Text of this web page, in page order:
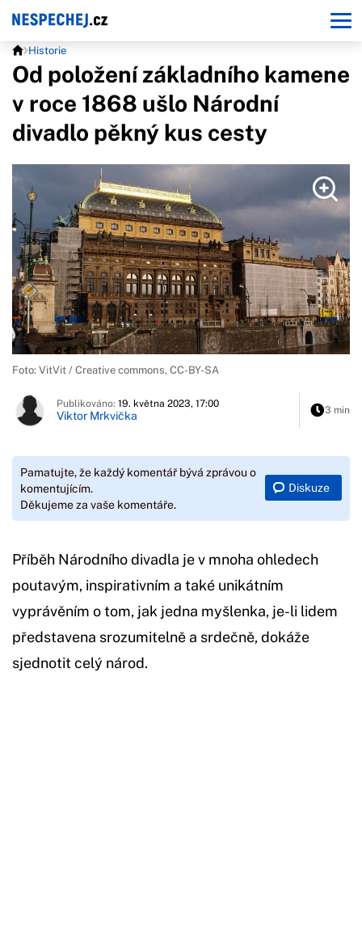
Historie
Od položení základního kamene
v roce 1868 ušlo Národní
divadlo pěkný kus cesty
Foto: VitVit / Creative commons, CC-BY-SA
Publikováno: 19. května 2023, 17:00
Viktor Mrkvička 3 min
Pamatujte, že každý komentář bývá zprávou o
komentujícím.
Děkujeme za vaše komentáře.
Diskuze
Příběh Národního divadla je v mnoha ohledech
poutavým, inspirativním a také unikátním
vyprávěním o tom, jak jedna myšlenka, je-li lidem
představena srozumitelně a srdečně, dokáže
sjednotit celý národ.